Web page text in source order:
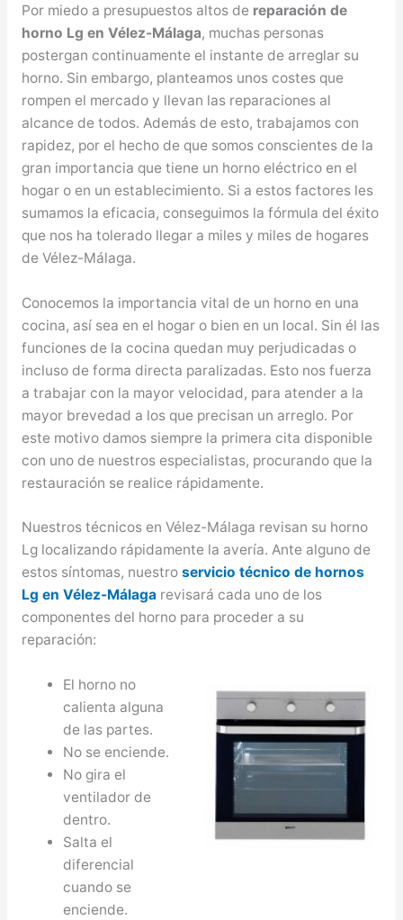
Por miedo a presupuestos altos de reparación de
horno Lg en Vélez-Málaga, muchas personas
postergan continuamente el instante de arreglar su
horno. Sin embargo, planteamos unos costes que
rompen el mercado y llevan las reparaciones al
alcance de todos. Además de esto, trabajamos con
rapidez, por el hecho de que somos conscientes de la
gran importancia que tiene un horno eléctrico en el
hogar o en un establecimiento. Si a estos factores les
sumamos la eficacia, conseguimos la fórmula del éxito
que nos ha tolerado llegar a miles y miles de hogares
de Vélez-Málaga.
Conocemos la importancia vital de un horno en una
cocina, así sea en el hogar o bien en un local. Sin él las
funciones de la cocina quedan muy perjudicadas o
incluso de forma directa paralizadas. Esto nos fuerza
a trabajar con la mayor velocidad, para atender a la
mayor brevedad a los que precisan un arreglo. Por
este motivo damos siempre la primera cita disponible
con uno de nuestros especialistas, procurando que la
restauración se realice rápidamente.
Nuestros técnicos en Vélez-Málaga revisan su horno
Lg localizando rápidamente la avería. Ante alguno de
estos síntomas, nuestro servicio técnico de hornos
Lg en Vélez-Málagarevisará cada uno de los
componentes del horno para proceder a su
reparación:
El horno no
calienta alguna
de las partes.
No se enciende.
No gira el
ventilador de
dentro.
Salta el
diferencial
cuando se
enciende.